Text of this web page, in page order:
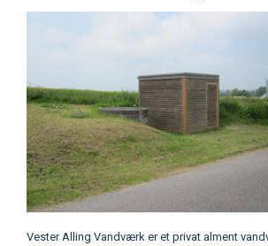
Vester Alling Vandværk er et privat alment